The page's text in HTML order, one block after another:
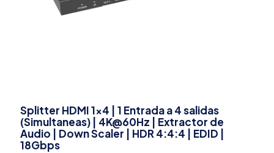
Splitter HDMI 1×4 | 1 Entrada a 4 salidas
(Simultaneas) | 4K@60Hz | Extractor de
Audio | Down Scaler | HDR 4:4:4 | EDID |
18Gbps